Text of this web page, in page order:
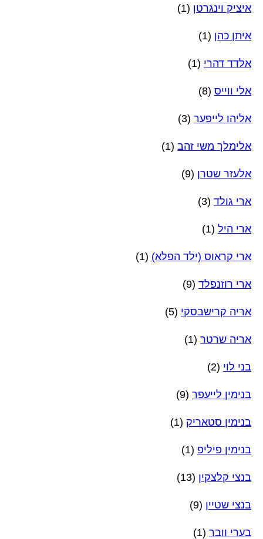
איציק וינגרטן (1)
איתן כהן (1)
אלדד דהרי (1)
אלי ווייס (8)
אליהו לייפער (3)
אלימלך משי זהב (1)
אלעזר שטרן (9)
ארי גולד (3)
ארי היל (1)
ארי קראוס (ילד הפלא) (1)
ארי רוזנפלד (9)
אריה קרישבסקי (5)
אריה שרטר (1)
בני לוי (2)
בנימין לייעפר (9)
בנימין סטאריק (1)
בנימין פיליפ (1)
בנצי קלצקין (13)
בנצי שטיין (9)
בערי וובר (1)